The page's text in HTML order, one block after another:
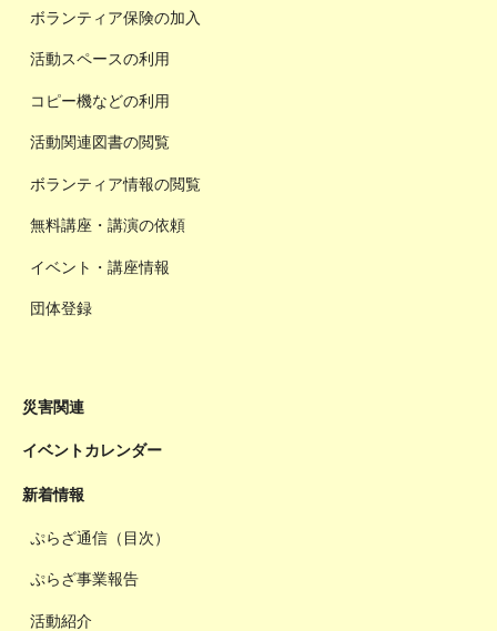
ボランティア保険の加入
活動スペースの利用
コピー機などの利用
活動関連図書の閲覧
ボランティア情報の閲覧
無料講座・講演の依頼
イベント・講座情報
団体登録
災害関連
イベントカレンダー
新着情報
ぷらざ通信（目次）
ぷらざ事業報告
活動紹介